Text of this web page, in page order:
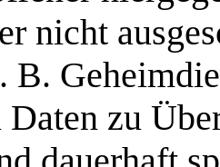
nicht
B.
zu